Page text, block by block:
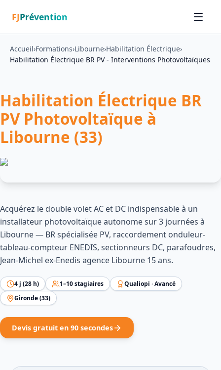
FJPrévention
Accueil›Formations›Libourne›Habilitation Électrique›
Habilitation Électrique BR PV - Interventions Photovoltaïques
Habilitation Électrique BR
PV Photovoltaïque à
Libourne (33)
Acquérez le double volet AC et DC indispensable à un
installateur photovoltaïque autonome sur 3 journées à
Libourne — BR spécialisée PV, raccordement onduleur-
tableau-compteur ENEDIS, sectionneurs DC, parafoudres,
Jean-Michel ex-Enedis agence Libourne 15 ans.
4 j (28 h) 1–10stagiaires Qualiopi ·Avancé
Gironde(33)
Devis gratuit en 90 secondes